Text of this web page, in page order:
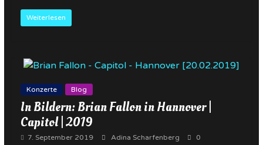
Weiterlesen
Konzerte Blog
In Bildern: Brian Fallon in Hannover |
Capitol | 2019
7. September 2019 Adina Scharfenberg
0